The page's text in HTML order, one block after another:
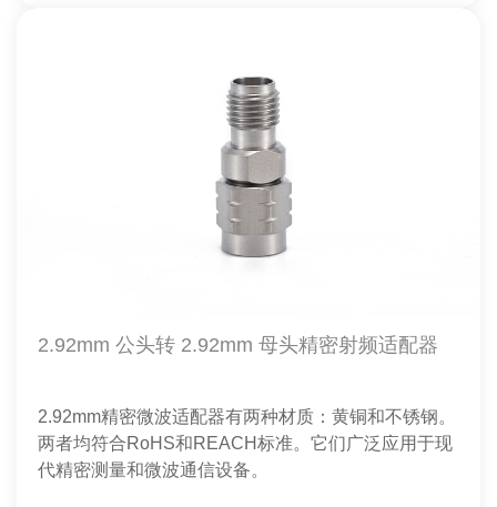
2.92mm 公头转 2.92mm 母头精密射频适配器
2.92mm精密微波适配器有两种材质：黄铜和不锈钢。
两者均符合RoHS和REACH标准。它们广泛应用于现
代精密测量和微波通信设备。